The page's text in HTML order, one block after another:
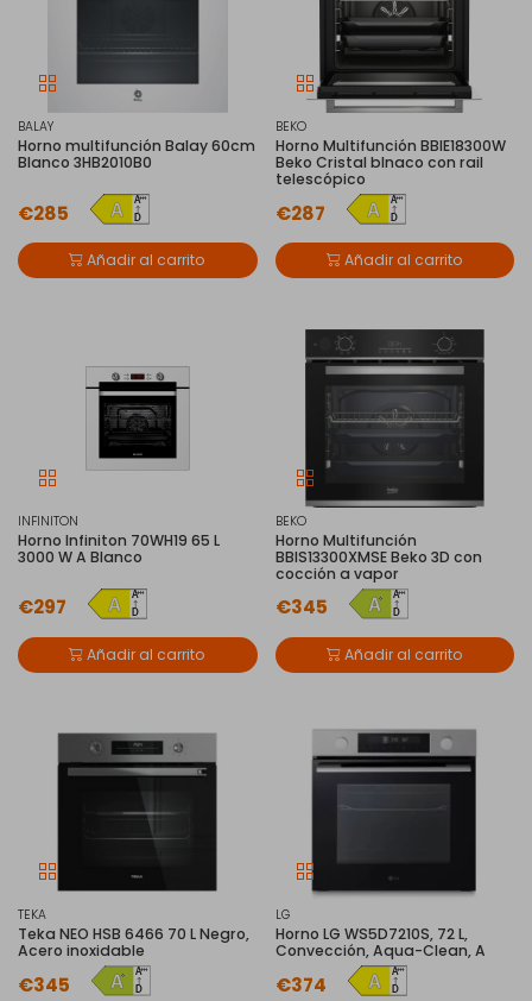
BALAY
Horno multifunción Balay 60cm
Blanco 3HB2010B0
€285
Añadir al carrito
BEKO
Horno Multifunción BBIE18300W
Beko Cristal blnaco con rail
telescópico
€287
Añadir al carrito
INFINITON
Horno Infiniton 70WH19 65 L
3000 W A Blanco
€297
Añadir al carrito
BEKO
Horno Multifunción
BBIS13300XMSE Beko 3D con
cocción a vapor
€345
Añadir al carrito
TEKA
Teka NEO HSB 6466 70 L Negro,
Acero inoxidable
€345
LG
Horno LG WS5D7210S, 72 L,
Convección, Aqua-Clean, A
€374